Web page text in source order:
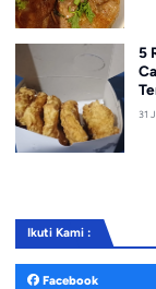
5
31
Ikuti Kami :
Facebook